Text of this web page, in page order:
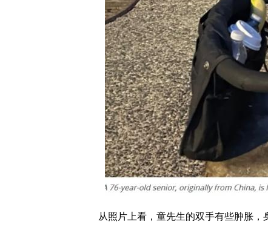
从照片上看，童先生的双手有些肿胀，